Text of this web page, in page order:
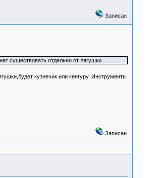
Записан
существовать отдельно от лягушки .
кузнечик или кенгуру. Инструменты
Записан